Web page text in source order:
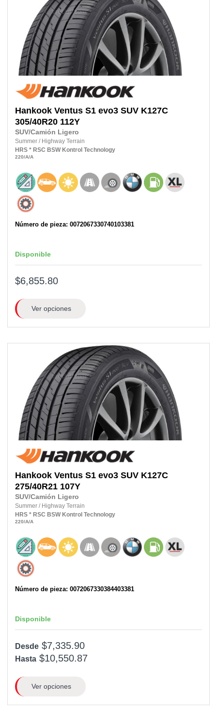
Hankook Ventus S1 evo3 SUV K127C
305/40R20 112Y
SUV/Camión Ligero
Summer / Highway Terrain
HRS * RSC BSW Kontrol Technology
220/A/A
Número de pieza: 0072067330740103381
Disponible
$6,855.80
Ver opciones
Hankook Ventus S1 evo3 SUV K127C
275/40R21 107Y
SUV/Camión Ligero
Summer / Highway Terrain
HRS * RSC BSW Kontrol Technology
220/A/A
Número de pieza: 0072067330384403381
Disponible
Desde $7,335.90
Hasta $10,550.87
Ver opciones